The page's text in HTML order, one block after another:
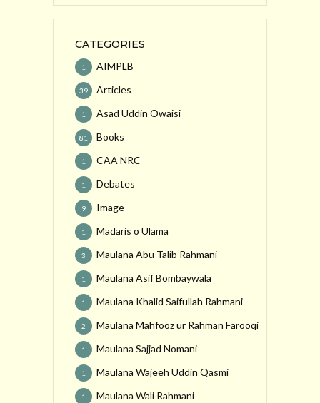
CATEGORIES
AIMPLB
1
Articles
39
Asad Uddin Owaisi
1
Books
81
CAA NRC
1
Debates
1
Image
9
Madaris o Ulama
1
Maulana Abu Talib Rahmani
3
Maulana Asif Bombaywala
1
Maulana Khalid Saifullah Rahmani
1
Maulana Mahfooz ur Rahman Farooqi
2
Maulana Sajjad Nomani
1
Maulana Wajeeh Uddin Qasmi
1
Maulana Wali Rahmani
1